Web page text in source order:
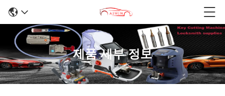
제품 세부 정보